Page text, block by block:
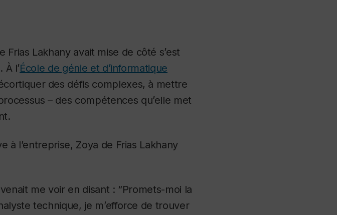
Lakhany avait mise de côté s’est
l’École de génie et d’informatique
des défis complexes, à mettre
– des compétences qu’elle met
à l’entreprise, Zoya de Frias Lakhany
me voir en disant : “Promets-moi la
technique, je m’efforce de trouver